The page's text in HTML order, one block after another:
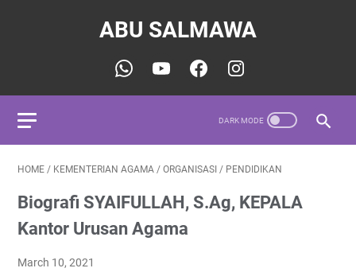
ABU SALMAWA
HOME / KEMENTERIAN AGAMA / ORGANISASI / PENDIDIKAN
Biografi SYAIFULLAH, S.Ag, KEPALA
Kantor Urusan Agama
March 10, 2021